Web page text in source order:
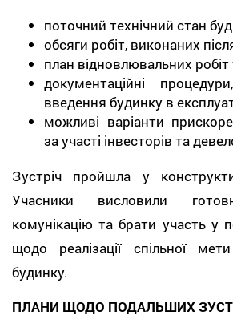
поточний технічний стан
обсяги робіт, виконаних
план відновлювальних робіт
документаційні
введення будинку в
можливі варіанти
за участі інвесторів та
Зустріч пройшла у
Учасники висловили
комунікацію та брати участь у
щодо реалізації спільної
будинку.
ПЛАНИ ЩОДО ПОДАЛЬШИХ